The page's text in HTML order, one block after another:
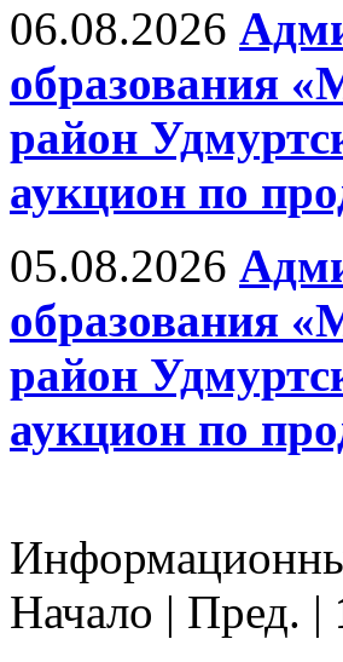
06.08.2026
образования
район
аукцион по
05.08.2026
образования
район
аукцион по
Начало | Пред. |